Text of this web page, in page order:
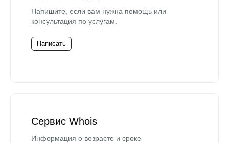
Напишите, если вам нужна помощь или
консультация по услугам.
Написать
Сервис Whois
Информация о возрасте и сроке